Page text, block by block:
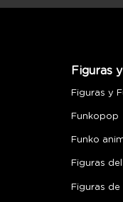
Figuras
Figuras y
Funkopop
Funko
Figuras
Figuras de